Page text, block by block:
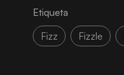
Etiqueta
Fizz
Fizzle